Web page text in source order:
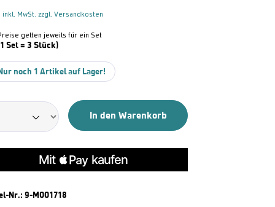
inkl. MwSt. zzgl. Versandkosten
gelten jeweils für ein Set
Set = 3 Stück)
noch 1 Artikel auf Lager!
In den Warenkorb
Nr.: 9-M001718